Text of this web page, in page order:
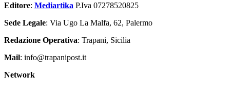
Editore: Mediartika P.Iva 07278520825
Sede Legale: Via Ugo La Malfa, 62, Palermo
Redazione Operativa: Trapani, Sicilia
Mail: info@trapanipost.it
Network